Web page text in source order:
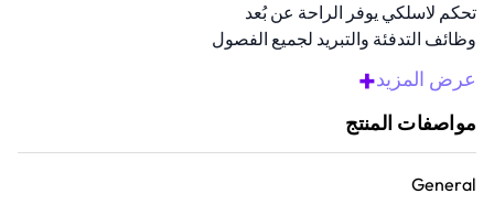
تحكم لاسلكي يوفر الراحة عن بُعد
وظائف التدفئة والتبريد لجميع الفصول
أداء هادئ يعزز الراحة في الأماكن المغلقة
عرض المزيد+
مواصفات المنتج
General